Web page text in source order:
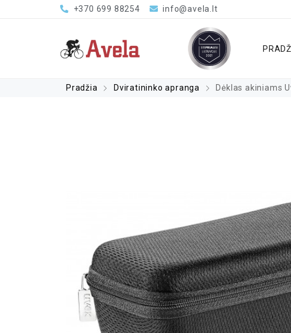
+370 699 88254 info@avela.lt
Pradžia Dviratininko apranga Dėklas akiniams